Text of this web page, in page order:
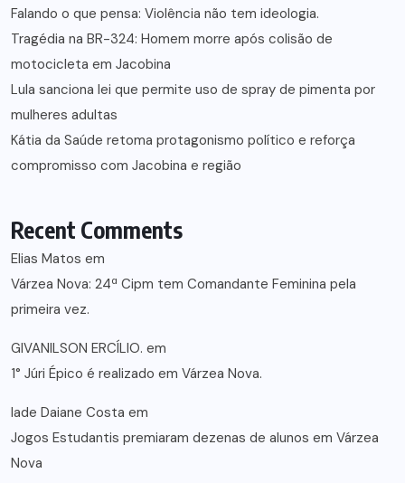
Falando o que pensa: Violência não tem ideologia.
Tragédia na BR-324: Homem morre após colisão de
motocicleta em Jacobina
Lula sanciona lei que permite uso de spray de pimenta por
mulheres adultas
Kátia da Saúde retoma protagonismo político e reforça
compromisso com Jacobina e região
Recent Comments
Elias Matos em
Várzea Nova: 24ª Cipm tem Comandante Feminina pela
primeira vez.
GIVANILSON ERCÍLIO. em
1° Júri Épico é realizado em Várzea Nova.
lade Daiane Costa em
Jogos Estudantis premiaram dezenas de alunos em Várzea
Nova